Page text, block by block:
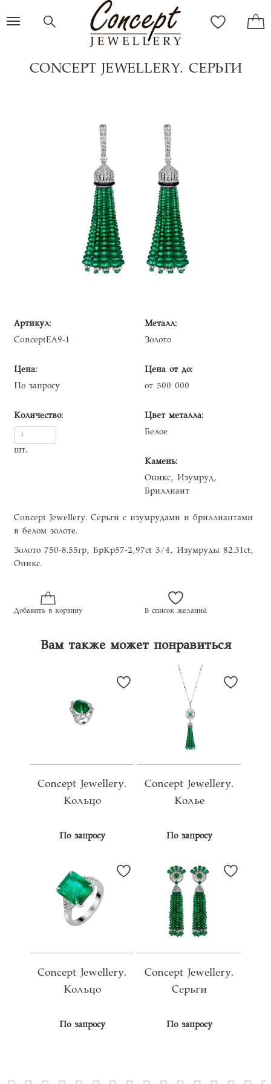
Toggle
CONCEPT JEWELLERY. СЕРЬГИ
Артикул:
ConceptEA9-1
Цена:
По запросу
Количество:
шт.
Металл:
Золото
Цена от до:
от 500 000
Цвет металла:
Белое
Камень:
Оникс, Изумруд,
Бриллиант
Concept Jewellery. Серьги с изумрудами и бриллиантами
в белом золоте.
Золото 750-8.55гр, БрКр57-2,97ct 3/4, Изумруды 82.31ct,
Оникс.
Добавить в корзину В список желаний
Вам также может понравиться
Concept Jewellery.
Кольцо
По запросу
Concept Jewellery.
Колье
По запросу
Concept Jewellery.
Кольцо
По запросу
Concept Jewellery.
Серьги
По запросу